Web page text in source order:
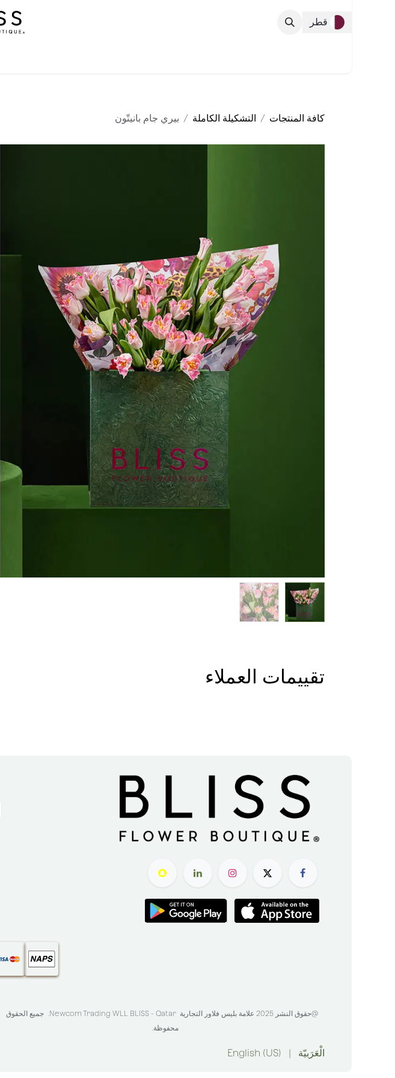
قطر
كافة المنتجات التشكيلة الكاملة بيري جام بانيتّون
تقييمات العملاء
@حقوق النشر 2025 علامة بليس فلاور التجارية Newcom Trading WLL BLISS - Qatar . جميع الحقوق
محفوظة.
الْعَرَبيّة |
English (US)